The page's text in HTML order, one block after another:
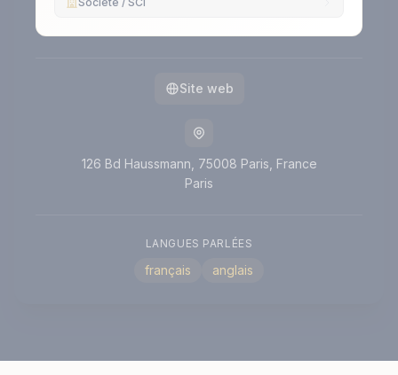
Site web
126 Bd Haussmann, 75008 Paris, France
Paris
LANGUES PARLÉES
français anglais